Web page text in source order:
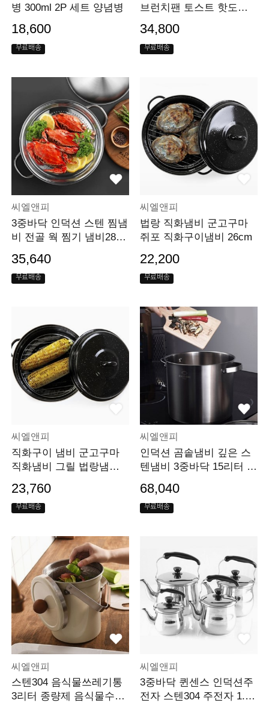
병 300ml 2P 세트 양념병
18,600
무료배송
브런치팬 토스트 핫도그
팬
34,800
무료배송
씨엘앤피
3중바닥 인덕션 스텐 찜냄
비 전골 웍 찜기 냄비28c
35,640
무료배송
씨엘앤피
법랑 직화냄비 군고구마
쥐포 직화구이냄비 26cm
22,200
무료배송
씨엘앤피
직화구이 냄비 군고구마
직화냄비 그릴 법랑냄비 2
23,760
무료배송
씨엘앤피
인덕션 곰솥냄비 깊은 스
텐냄비 3중바닥 15리터 3
68,040
무료배송
씨엘앤피
스텐304 음식물쓰레기통
3리터 종량제 음식물수거
씨엘앤피
3중바닥 퀸센스 인덕션주
전자 스텐304 주전자 1.5